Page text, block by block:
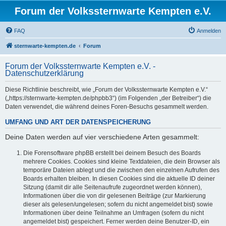
Forum der Volkssternwarte Kempten e.V.
FAQ Anmelden
sternwarte-kempten.de Forum
Forum der Volkssternwarte Kempten e.V. -
Datenschutzerklärung
Diese Richtlinie beschreibt, wie „Forum der Volkssternwarte Kempten e.V.“
(„https://sternwarte-kempten.de/phpbb3“) (im Folgenden „der Betreiber“) die
Daten verwendet, die während deines Foren-Besuchs gesammelt werden.
UMFANG UND ART DER DATENSPEICHERUNG
Deine Daten werden auf vier verschiedene Arten gesammelt:
Die Forensoftware phpBB erstellt bei deinem Besuch des Boards
mehrere Cookies. Cookies sind kleine Textdateien, die dein Browser als
temporäre Dateien ablegt und die zwischen den einzelnen Aufrufen des
Boards erhalten bleiben. In diesen Cookies sind die aktuelle ID deiner
Sitzung (damit dir alle Seitenaufrufe zugeordnet werden können),
Informationen über die von dir gelesenen Beiträge (zur Markierung
dieser als gelesen/ungelesen; sofern du nicht angemeldet bist) sowie
Informationen über deine Teilnahme an Umfragen (sofern du nicht
angemeldet bist) gespeichert. Ferner werden deine Benutzer-ID, ein